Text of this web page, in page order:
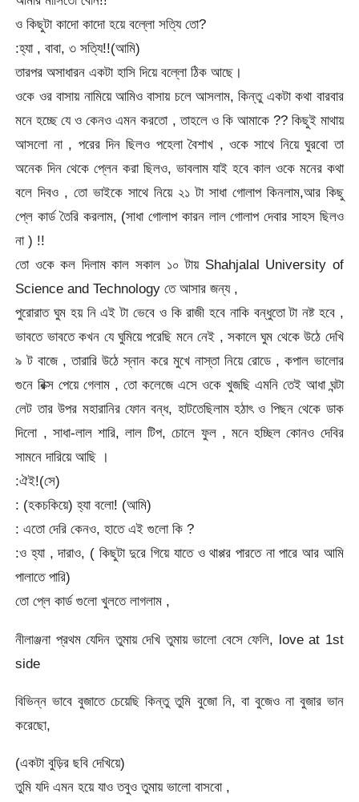
ও কিছুটা কাদো কাদো হয়ে বল্লো সত্যি তো?
:হ্যা , বাবা, ৩ সত্যি!!(আমি)
তারপর অসাধারন একটা হাসি দিয়ে বল্লো ঠিক আছে।
ওকে ওর বাসায় নামিয়ে আমিও বাসায় চলে আসলাম, কিন্তু একটা কথা বারবার
মনে হচ্ছে যে ও কেনও এমন করতো , তাহলে ও কি আমাকে ?? কিছুই মাথায়
আসলো না , পরের দিন ছিলও পহেলা বৈশাখ , ওকে সাথে নিয়ে ঘুরবো তা
অনেক দিন থেকে প্লেন করা ছিলও, ভাবলাম যাই হবে কাল ওকে মনের কথা
বলে দিবও , তো ভাইকে সাথে নিয়ে ২১ টা সাধা গোলাপ কিনলাম,আর কিছু
প্লে কার্ড তৈরি করলাম, (সাধা গোলাপ কারন লাল গোলাপ দেবার সাহস ছিলও
না ) !!
তো ওকে কল দিলাম কাল সকাল ১০ টায় Shahjalal University of
Science and Technology তে আসার জন্য ,
পুরোরাত ঘুম হয় নি এই টা ভেবে ও কি রাজী হবে নাকি বন্ধুতো টা নষ্ট হবে ,
ভাবতে ভাবতে কখন যে ঘুমিয়ে পরেছি মনে নেই , সকালে ঘুম থেকে উঠে দেখি
৯ ট বাজে , তারারি উঠে স্নান করে মুখে নাস্তা নিয়ে রোডে , কপাল ভালোর
গুনে রিক্স পেয়ে গেলাম , তো কলেজে এসে ওকে খুজছি এমনি তেই আধা ঘন্টা
লেট তার উপর মহারানির ফোন বন্ধ, হাটতেছিলাম হঠাৎ ও পিছন থেকে ডাক
দিলো , সাধা-লাল শারি, লাল টিপ, চোলে ফুল , মনে হচ্ছিল কোনও দেবির
সামনে দারিয়ে আছি ।
:ঐই!(সে)
: (হকচকিয়ে) হ্যা বলো! (আমি)
: এতো দেরি কেনও, হাতে এই গুলো কি ?
:ও হ্যা , দারাও, ( কিছুটা দুরে গিয়ে যাতে ও থাপ্পর পারতে না পারে আর আমি
পালাতে পারি)
তো প্লে কার্ড গুলো খুলতে লাগলাম ,
নীলাঞ্জনা প্রথম যেদিন তুমায় দেখি তুমায় ভালো বেসে ফেলি, love at 1st
side
বিভিন্ন ভাবে বুজাতে চেয়েছি কিন্তু তুমি বুজো নি, বা বুজেও না বুজার ভান
করেছো,
(একটা বুড়ির ছবি দেখিয়ে)
তুমি যদি এমন হয়ে যাও তবুও তুমায় ভালো বাসবো ,